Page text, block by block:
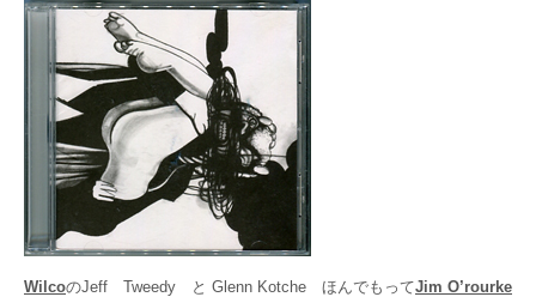
WilcoのJeff Tweedy と Glenn Kotche ほんでもってJim O’rourke